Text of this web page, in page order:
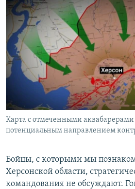
Карта с отмеченными аквабарерами
потенциальным направлением
Бойцы, с которыми мы
Херсонской области,
командования не обсуждают.